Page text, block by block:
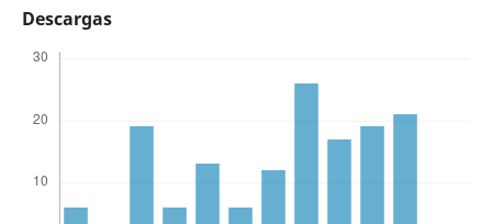
Descargas